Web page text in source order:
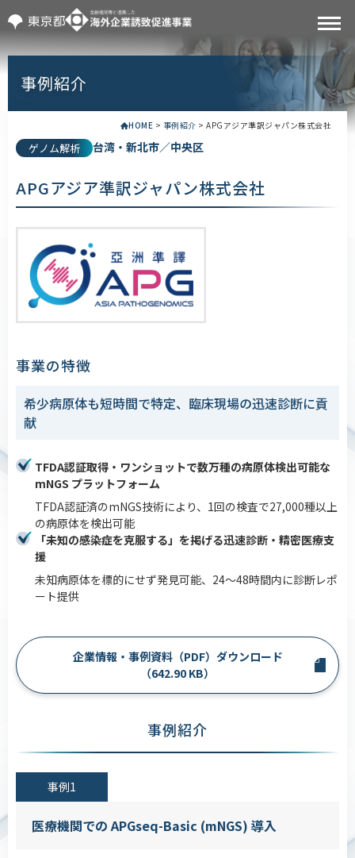
事例紹介
HOME > 事例紹介 > APGアジア準訳ジャパン株式会社
ゲノム解析 台湾・新北市／中央区
APGアジア準訳ジャパン株式会社
事業の特徴
希少病原体も短時間で特定、臨床現場の迅速診断に貢
献
TFDA認証取得・ワンショットで数万種の病原体検出可能な
mNGS プラットフォーム
TFDA認証済のmNGS技術により、1回の検査で27,000種以上
の病原体を検出可能
「未知の感染症を克服する」を掲げる迅速診断・精密医療支
援
未知病原体を標的にせず発見可能、24～48時間内に診断レポ
ート提供
企業情報・事例資料（PDF）ダウンロード
（642.90 KB）
事例紹介
事例1
医療機関での APGseq-Basic (mNGS) 導入